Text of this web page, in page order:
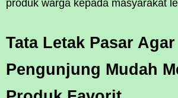
produk warga kepada masyarakat
Tata Letak Pasar Agar
Pengunjung Mudah